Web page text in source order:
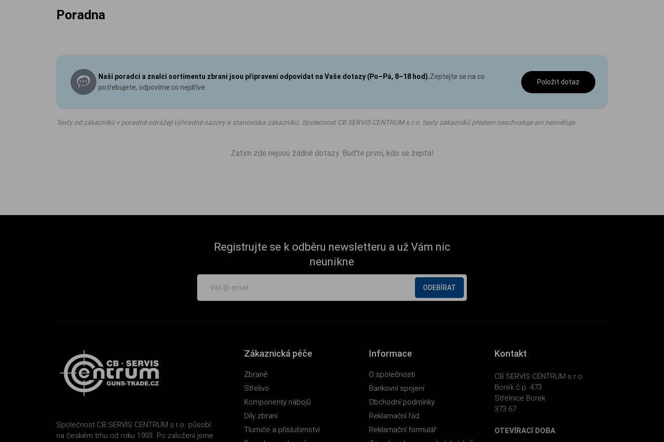
Poradna
Naši poradci a znalci sortimentu zbraní jsou připraveni odpovídat na Vaše dotazy (Po–Pá, 8–18 hod).Zeptejte se na co
potřebujete, odpovíme co nejdříve.
Položit dotaz
Texty od zákazníků v poradně odrážejí výhradně názory a stanoviska zákazníků. Společnost CB SERVIS CENTRUM s.r.o. texty zákazníků předem neschvaluje ani neověřuje.
Zatím zde nejsou žádné dotazy. Buďte první, kdo se zeptá!
Registrujte se k odběru newsletteru a už Vám nic
neunikne
ODEBÍRAT
Společnost CB SERVIS CENTRUM s.r.o. působí
na českém trhu od roku 1993. Po založení jsme
Zákaznická péče
Zbraně
Střelivo
Komponenty nábojů
Díly zbraní
Tlumiče a příslušenství
Informace
O společnosti
Bankovní spojení
Obchodní podmínky
Reklamační řád
Reklamační formulář
Kontakt
CB SERVIS CENTRUM s.r.o.
Borek č.p. 473
Střelnice Borek
373 67
OTEVÍRACÍ DOBA